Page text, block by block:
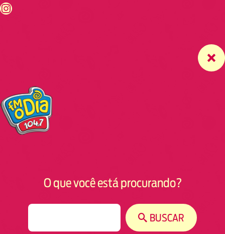
https://www.instagram.com/fmodia.cabofrio/
O que você está procurando?
BUSCAR